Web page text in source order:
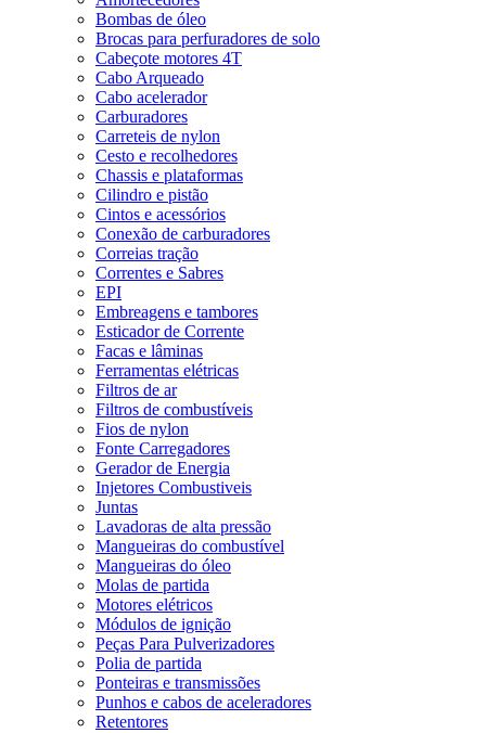
Bombas de óleo
Brocas para perfuradores de solo
Cabeçote motores 4T
Cabo Arqueado
Cabo acelerador
Carburadores
Carreteis de nylon
Cesto e recolhedores
Chassis e plataformas
Cilindro e pistão
Cintos e acessórios
Conexão de carburadores
Correias tração
Correntes e Sabres
EPI
Embreagens e tambores
Esticador de Corrente
Facas e lâminas
Ferramentas elétricas
Filtros de ar
Filtros de combustíveis
Fios de nylon
Fonte Carregadores
Gerador de Energia
Injetores Combustiveis
Juntas
Lavadoras de alta pressão
Mangueiras do combustível
Mangueiras do óleo
Molas de partida
Motores elétricos
Módulos de ignição
Peças Para Pulverizadores
Polia de partida
Ponteiras e transmissões
Punhos e cabos de aceleradores
Retentores